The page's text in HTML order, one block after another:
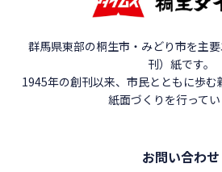
群馬県東部の桐生市・みどり市を主
刊）紙です。
1945年の創刊以来、市民とともに歩む
紙面づくりを行ってい
お問い合わせ